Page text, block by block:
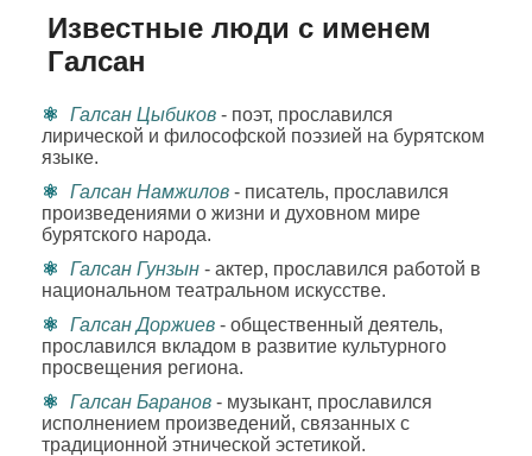
Известные люди с именем
Галсан
Галсан Цыбиков - поэт, прославился
лирической и философской поэзией на бурятском
языке.
Галсан Намжилов - писатель, прославился
произведениями о жизни и духовном мире
бурятского народа.
Галсан Гунзын - актер, прославился работой в
национальном театральном искусстве.
Галсан Доржиев - общественный деятель,
прославился вкладом в развитие культурного
просвещения региона.
Галсан Баранов - музыкант, прославился
исполнением произведений, связанных с
традиционной этнической эстетикой.